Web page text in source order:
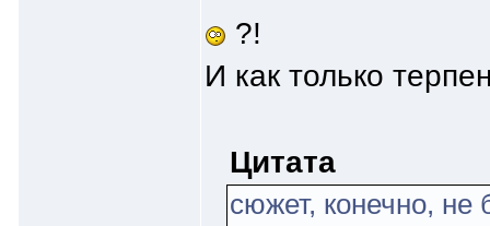
?!
И как только
Цитата
сюжет, конечно, не